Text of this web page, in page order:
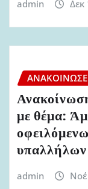
admin Δεκ
με θέμα:
υπαλλήλων
admin